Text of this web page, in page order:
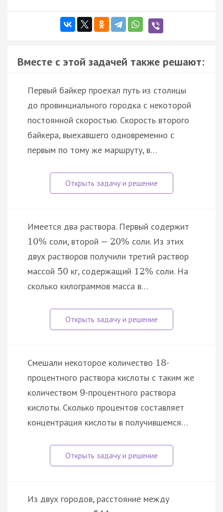
Вместе с этой задачей также решают:
Первый байкер проехал путь из столицы
до провинциального городка с некоторой
постоянной скоростью. Скорость второго
байкера, выехавшего одновременно с
первым по тому же маршруту, в…
Имеется два раствора. Первый содержит
10% соли, второй — 20% соли. Из этих
двух растворов получили третий раствор
массой 50 кг, содержащий 12% соли. На
сколько килограммов масса в…
Смешали некоторое количество 18-
процентного раствора кислоты с таким же
количеством 9-процентного раствора
кислоты. Сколько процентов составляет
концентрация кислоты в получившемся…
Из двух городов, расстояние между